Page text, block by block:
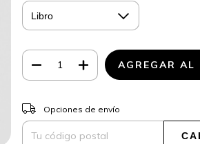
Entregas para el CP:
Opciones de envío